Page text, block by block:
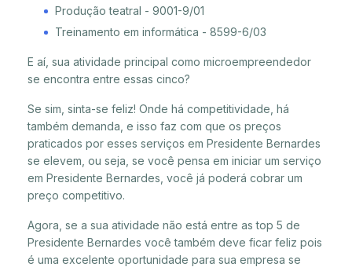
Produção teatral - 9001-9/01
Treinamento em informática - 8599-6/03
E aí, sua atividade principal como microempreendedor
se encontra entre essas cinco?
Se sim, sinta-se feliz! Onde há competitividade, há
também demanda, e isso faz com que os preços
praticados por esses serviços em Presidente Bernardes
se elevem, ou seja, se você pensa em iniciar um serviço
em Presidente Bernardes, você já poderá cobrar um
preço competitivo.
Agora, se a sua atividade não está entre as top 5 de
Presidente Bernardes você também deve ficar feliz pois
é uma excelente oportunidade para sua empresa se